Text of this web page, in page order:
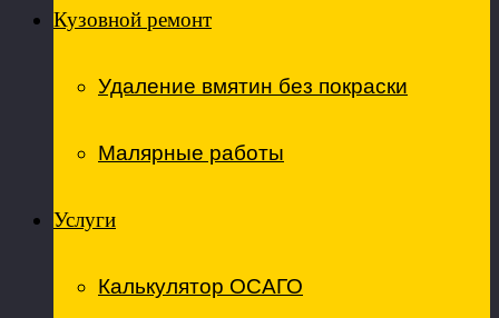
Кузовной ремонт
Удаление вмятин без покраски
Малярные работы
Услуги
Калькулятор ОСАГО